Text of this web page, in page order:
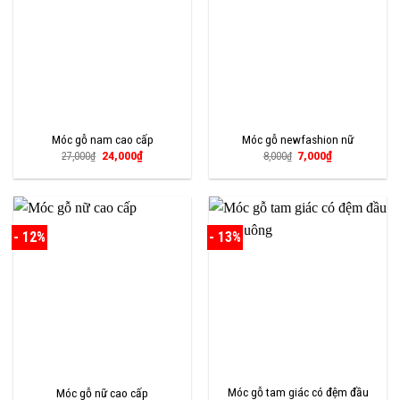
Móc gỗ nam cao cấp
27,000₫ Giá
gốc
là:
24,000₫Giá
hiện
tại
Móc gỗ newfashion nữ
8,000₫ Giá
gốc
là:
7,000₫Giá
tại
7,000₫.
- 12%
Móc gỗ nữ cao cấp
- 13%
Móc gỗ tam giác có đệm đầu